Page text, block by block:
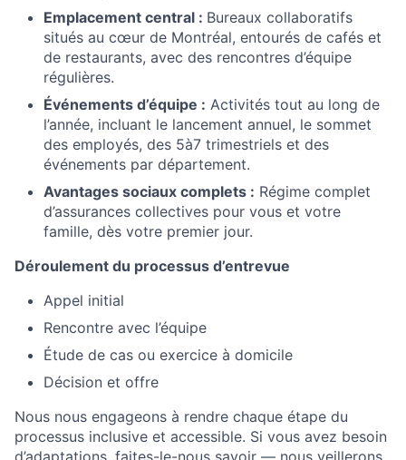
Emplacement central : Bureaux collaboratifs
situés au cœur de Montréal, entourés de cafés et
de restaurants, avec des rencontres d’équipe
régulières.
Événements d’équipe : Activités tout au long de
l’année, incluant le lancement annuel, le sommet
des employés, des 5à7 trimestriels et des
événements par département.
Avantages sociaux complets : Régime complet
d’assurances collectives pour vous et votre
famille, dès votre premier jour.
Déroulement du processus d’entrevue
Appel initial
Rencontre avec l’équipe
Étude de cas ou exercice à domicile
Décision et offre
Nous nous engageons à rendre chaque étape du
processus inclusive et accessible. Si vous avez besoin
d’adaptations, faites-le-nous savoir — nous veillerons